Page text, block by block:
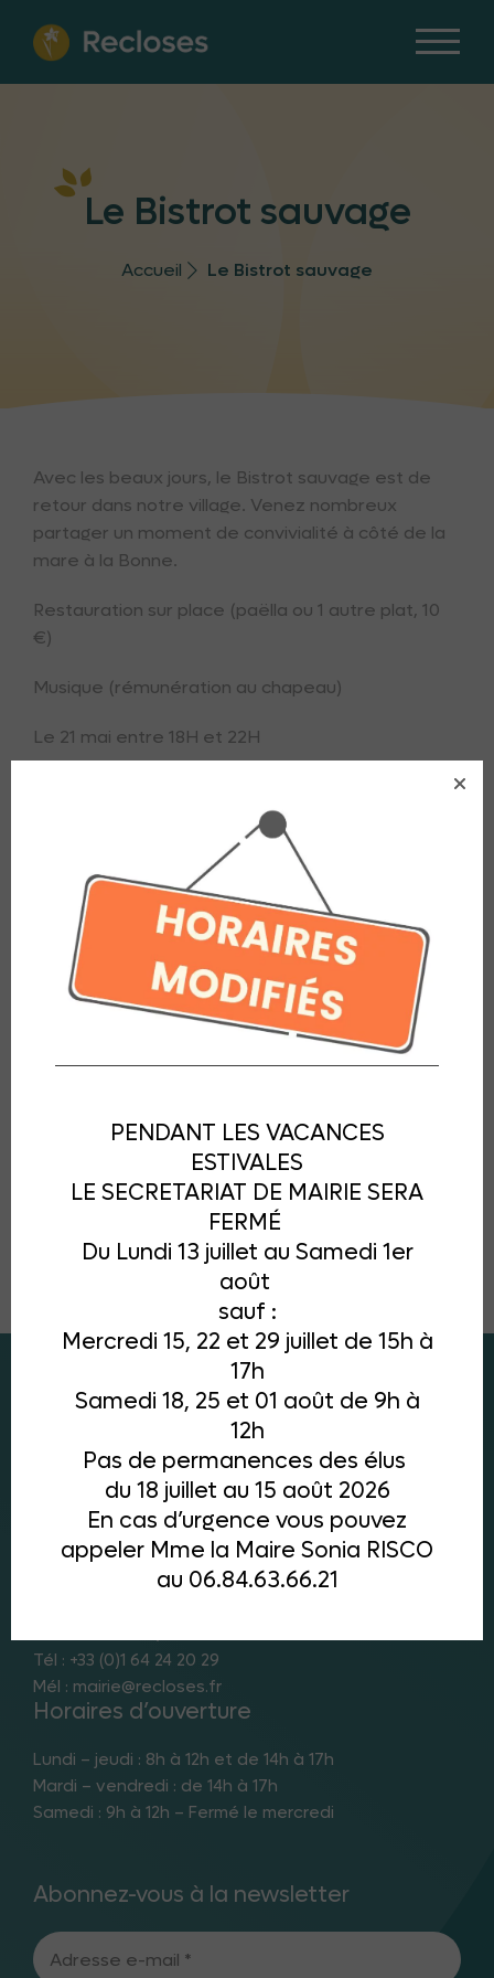
Le Bistrot sauvage
Accueil Le Bistrot sauvage
Avec les beaux jours, le Bistrot sauvage est de
retour dans notre village. Venez nombreux
partager un moment de convivialité à côté de la
mare à la Bonne.
Restauration sur place (paëlla ou 1 autre plat, 10
€)
Musique (rémunération au chapeau)
Le 21 mai entre 18H et 22H
Mairie de Recloses
Tél : +33 (0)1 64 24 20 29
Mél : mairie@recloses.fr
Horaires d’ouverture
Lundi – jeudi : 8h à 12h et de 14h à 17h
Mardi – vendredi : de 14h à 17h
Samedi : 9h à 12h – Fermé le mercredi
Abonnez-vous à la newsletter
PENDANT LES VACANCES
ESTIVALES
LE SECRETARIAT DE MAIRIE SERA
FERMÉ
Du Lundi 13 juillet au Samedi 1er
août
sauf :
Mercredi 15, 22 et 29 juillet de 15h à
17h
Samedi 18, 25 et 01 août de 9h à
12h
Pas de permanences des élus
du 18 juillet au 15 août 2026
En cas d’urgence vous pouvez
appeler Mme la Maire Sonia RISCO
au 06.84.63.66.21